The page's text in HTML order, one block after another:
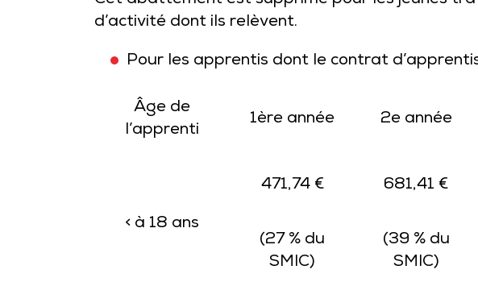
d’activité dont ils relèvent.
Pour les apprentis dont le contrat
Âge de
l’apprenti
1ère année 2e année
< à 18 ans
471,74 € 681,41 €
(27 % du
SMIC)
(39 % du
SMIC)